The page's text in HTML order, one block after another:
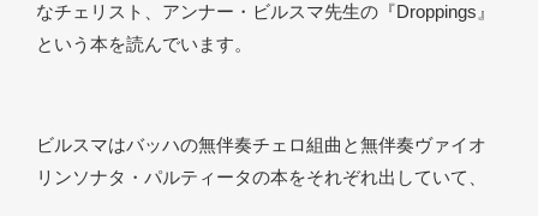
なチェリスト、アンナー・ビルスマ先生の『Droppings』
という本を読んでいます。
ビルスマはバッハの無伴奏チェロ組曲と無伴奏ヴァイオ
リンソナタ・パルティータの本をそれぞれ出していて、